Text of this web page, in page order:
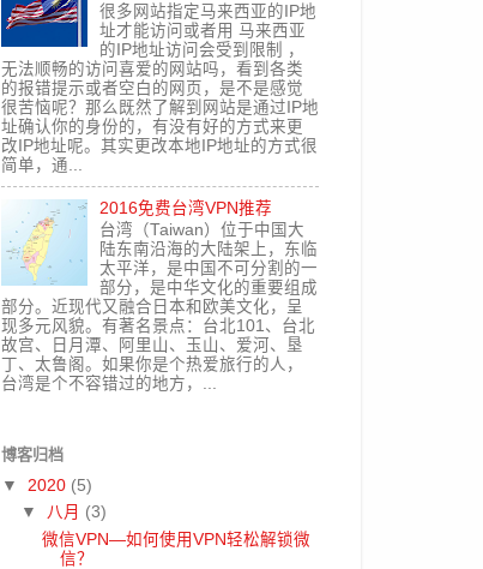
很多网站指定马来西亚的IP地
址才能访问或者用 马来西亚
的IP地址访问会受到限制 ，
无法顺畅的访问喜爱的网站吗，看到各类
的报错提示或者空白的网页，是不是感觉
很苦恼呢？那么既然了解到网站是通过IP地
址确认你的身份的，有没有好的方式来更
改IP地址呢。其实更改本地IP地址的方式很
简单，通...
2016免费台湾VPN推荐
台湾（Taiwan）位于中国大
陆东南沿海的大陆架上，东临
太平洋，是中国不可分割的一
部分，是中华文化的重要组成
部分。近现代又融合日本和欧美文化，呈
现多元风貌。有著名景点：台北101、台北
故宫、日月潭、阿里山、玉山、爱河、垦
丁、太鲁阁。如果你是个热爱旅行的人，
台湾是个不容错过的地方，...
博客归档
▼ 2020 (5)
▼ 八月 (3)
微信VPN—如何使用VPN轻松解锁微
信？